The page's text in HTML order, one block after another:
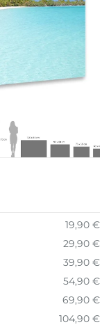
19,90 €
29,90 €
39,90 €
54,90 €
69,90 €
104,90 €